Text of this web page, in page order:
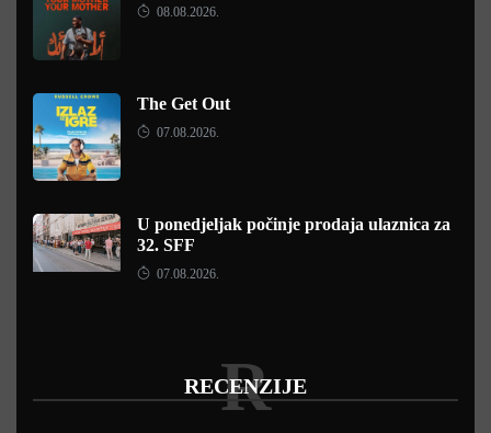
08.08.2026.
The Get Out
07.08.2026.
U ponedjeljak počinje prodaja ulaznica za
32. SFF
07.08.2026.
RECENZIJE
R